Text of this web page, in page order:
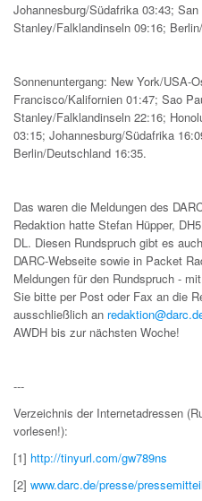
Johannesburg/Südafrika 03:43;
Stanley/Falklandinseln 09:16;
Sonnenuntergang: New York/USA-
Francisco/Kalifornien 01:47; Sao
Stanley/Falklandinseln 22:16;
03:15; Johannesburg/Südafrika
Berlin/Deutschland 16:35.
Das waren die Meldungen des
Redaktion hatte Stefan Hüpper,
DL. Diesen Rundspruch gibt es
DARC-Webseite sowie in Packet
Meldungen für den Rundspruch -
Sie bitte per Post oder Fax an die
ausschließlich an
AWDH bis zur nächsten Woche!
---
Verzeichnis der Internetadressen
vorlesen!):
[1] http://tinyurl.com/gw789ns
[2] www.darc.de/presse/